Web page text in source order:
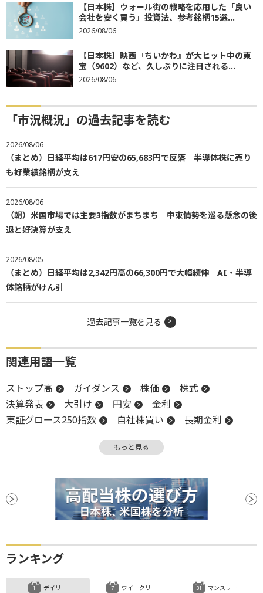
【日本株】ウォール街の戦略を応用した「良い
会社を安く買う」投資法、参考銘柄15選...
2026/08/06
【日本株】映画『ちいかわ』が大ヒット中の東
宝（9602）など、久しぶりに注目される...
2026/08/06
「市況概況」の過去記事を読む
2026/08/06
（まとめ）日経平均は617円安の65,683円で反落 半導体株に売り
も好業績銘柄が支え
2026/08/06
（朝）米国市場では主要3指数がまちまち 中東情勢を巡る懸念の後
退と好決算が支え
2026/08/05
（まとめ）日経平均は2,342円高の66,300円で大幅続伸 AI・半導
体銘柄がけん引
過去記事一覧を見る
関連用語一覧
ストップ高 ガイダンス 株価
株式
決算発表
大引け 円安
金利
東証グロース250指数
自社株買い
長期金利
反発 反落
新興市場 GDP 前引け
続伸
続落
安値
もっと見る
ランキング
デイリー ウイークリー マンスリー